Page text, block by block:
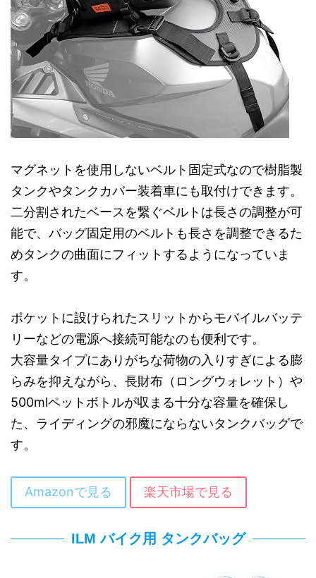
マグネットを使用しないベルト固定式なので樹脂製
タンクやタンクカバー装着車にも取付けできます。
二分割されたベースを繋ぐベルトは長さの調整が可
能で、バッグ固定用のベルトも長さを調整できるた
めタンクの曲面にフィットするようになっていま
す。
ポケットに設けられたスリットからモバイルバッテ
リーなどの電源へ接続可能なのも便利です。
大容量タイプにありがちな荷物の入りすぎによる膨
らみを抑えながら、長財布（ロングウォレット）や
500mlペットボトルが収まる十分な容量を確保し
た、ライディングの邪魔にならないタンクバッグで
す。
Amazonで見る 楽天市場で見る
ILM バイク用 タンクバッグ